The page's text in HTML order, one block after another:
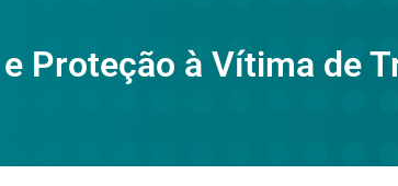
Proteção à Vítima de